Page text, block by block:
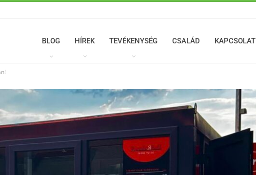
BLOG HÍREK TEVÉKENYSÉG CSALÁD KAPCSOLAT